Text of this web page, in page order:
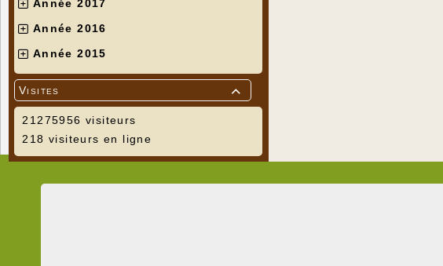
Année 2017
Année 2016
Année 2015

Visites
21275956 visiteurs
218 visiteurs en ligne